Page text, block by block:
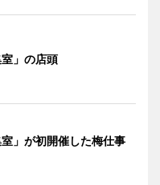
室」の店頭
室」が初開催した梅仕事